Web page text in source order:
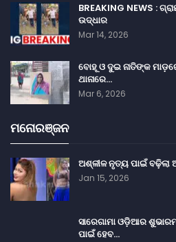
BREAKING NEWS :
ଉଦ୍ଧାର
Mar 14, 2026
ବୋହୂ ଓ ଦୁଇ ନାତିଙ୍କ
ଥାନାରେ…
Mar 6, 2026
ମନୋରଞ୍ଜନ
ଅଶ୍ଳୀଳ ନୃତ୍ୟ ପାଇଁ ବଢ଼ିଲା
Jan 15, 2026
ସାରେଗାମା ଓଡ଼ିଆର
ପାଇଁ ହେବ…